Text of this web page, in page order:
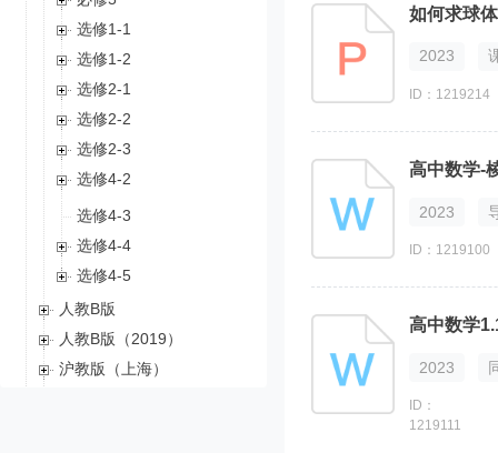
选修1-1
选修1-2
选修2-1
选修2-2
选修2-3
选修4-2
选修4-3
选修4-4
选修4-5
人教B版
人教B版（2019）
沪教版（上海）
如何求球
2023
ID：1219214
2023
ID：1219100
2023
ID：
1219111